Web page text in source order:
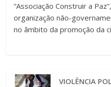
“Associação Construir a
organização não-
no âmbito da promoção da
VIOLÊNCIA